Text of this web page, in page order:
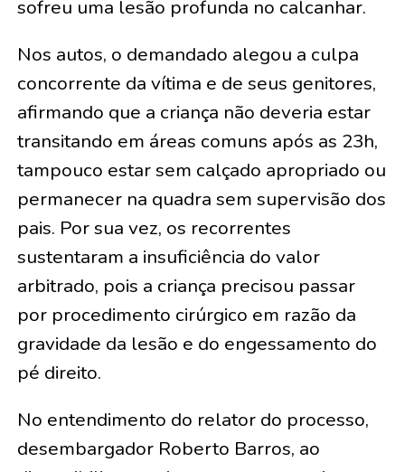
sofreu uma lesão profunda no calcanhar.
Nos autos, o demandado alegou a culpa
concorrente da vítima e de seus genitores,
afirmando que a criança não deveria estar
transitando em áreas comuns após as 23h,
tampouco estar sem calçado apropriado ou
permanecer na quadra sem supervisão dos
pais. Por sua vez, os recorrentes
sustentaram a insuficiência do valor
arbitrado, pois a criança precisou passar
por procedimento cirúrgico em razão da
gravidade da lesão e do engessamento do
pé direito.
No entendimento do relator do processo,
desembargador Roberto Barros, ao